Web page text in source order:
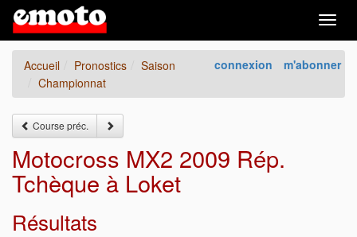
connexion m'abonner
Accueil Pronostics
Saison
Championnat
Course préc.
Motocross MX2 2009 Rép.
Tchèque à Loket
Résultats